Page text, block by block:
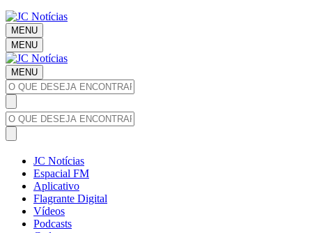
MENU
MENU
MENU
JC Notícias
Espacial FM
Aplicativo
Flagrante Digital
Vídeos
Podcasts